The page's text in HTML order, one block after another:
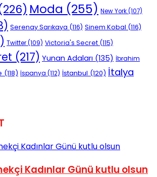
Moda (255) New York(107)
Serenay Sarıkaya (116) Sinem Kobal (116)
Twitter(109) Victoria's Secret (115)
(217) Yunan Adaları (135) İbrahim
(118) İspanya (112) İstanbul (120) İtalya
Kadınlar Günü kutlu olsun